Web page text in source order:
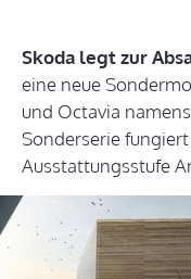
Skoda legt zur
eine neue
und Octavia
Sonderserie
Ausstattungsstufe